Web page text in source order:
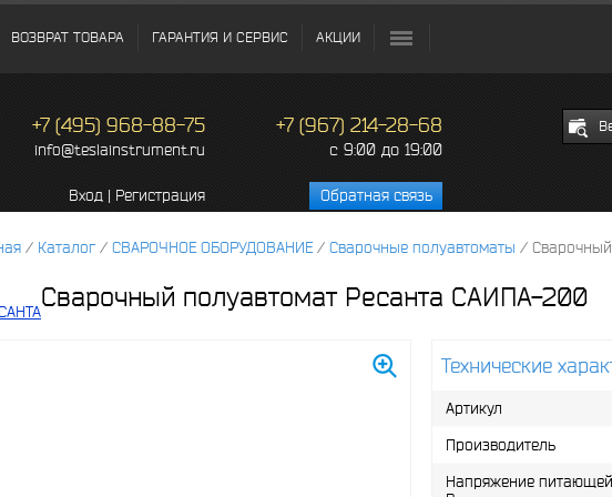
ВОЗВРАТ ТОВАРА ГАРАНТИЯ И СЕРВИС АКЦИИ
+7 (495) 968-88-75
info@teslainstrument.ru
+7 (967) 214-28-68
c 9:00 до 19:00
Вход | Регистрация Обратная связь
/ Каталог / СВАРОЧНОЕ ОБОРУДОВАНИЕ/ Сварочные полуавтоматы /
Сварочный полуавтомат Ресанта САИПА-200
Технические
Артикул
Производитель
Напряжение питающей